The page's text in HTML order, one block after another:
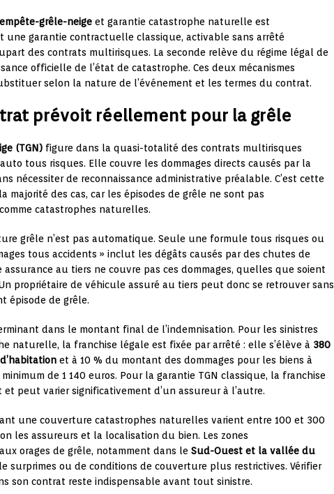
grêle-neige et garantie catastrophe naturelle est
une garantie contractuelle classique, activable sans arrêté
des contrats multirisques. La seconde relève du régime légal de
officielle de l’état de catastrophe. Ces deux mécanismes
selon la nature de l’événement et les termes du contrat.
prévoit réellement pour la grêle
(TGN) figure dans la quasi-totalité des contrats multirisques
tous risques. Elle couvre les dommages directs causés par la
nécessiter de reconnaissance administrative préalable. C’est cette
majorité des cas, car les épisodes de grêle ne sont pas
catastrophes naturelles.
grêle n’est pas automatique. Seule une formule tous risques ou
tous accidents » inclut les dégâts causés par des chutes de
assurance au tiers ne couvre pas ces dommages, quelles que soient
propriétaire de véhicule assuré au tiers peut donc se retrouver sans
épisode de grêle.
dans le montant final de l’indemnisation. Pour les sinistres
naturelle, la franchise légale est fixée par arrêté : elle s’élève à 380
et à 10 % du montant des dommages pour les biens à
de 1 140 euros. Pour la garantie TGN classique, la franchise
peut varier significativement d’un assureur à l’autre.
une couverture catastrophes naturelles varient entre 100 et 300
les assureurs et la localisation du bien. Les zones
orages de grêle, notamment dans le Sud-Ouest et la vallée du
surprimes ou de conditions de couverture plus restrictives. Vérifier
son contrat reste indispensable avant tout sinistre.